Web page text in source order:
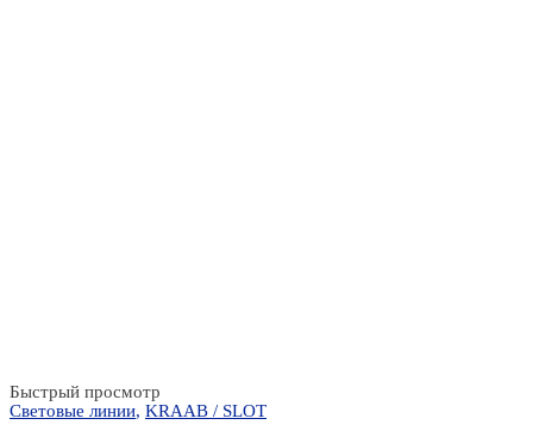
Быстрый просмотр
Световые линии, KRAAB / SLOT